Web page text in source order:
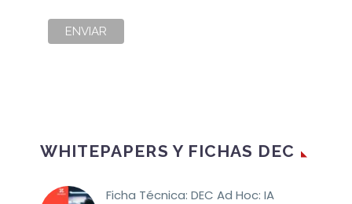
WHITEPAPERS Y FICHAS DEC
Ficha Técnica: DEC Ad Hoc: IA